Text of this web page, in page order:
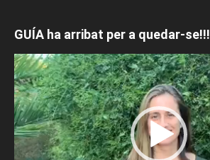
GUÍA ha arribat per a quedar-se!!!
Reproductor
de
vídeo